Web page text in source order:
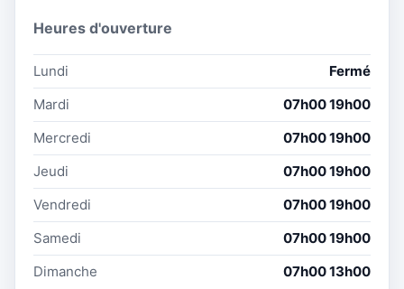
Heures d'ouverture
Lundi
Fermé
Mardi
07h00 19h00
Mercredi
07h00 19h00
Jeudi
07h00 19h00
Vendredi
07h00 19h00
Samedi
07h00 19h00
Dimanche
07h00 13h00